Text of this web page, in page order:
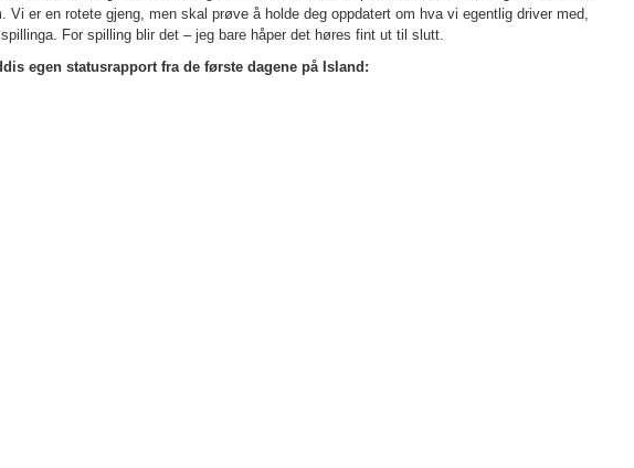
Vi er en rotete gjeng, men skal prøve å holde deg oppdatert om hva vi egentlig driver med,
For spilling blir det – jeg bare håper det høres fint ut til slutt.
egen statusrapport fra de første dagene på Island: